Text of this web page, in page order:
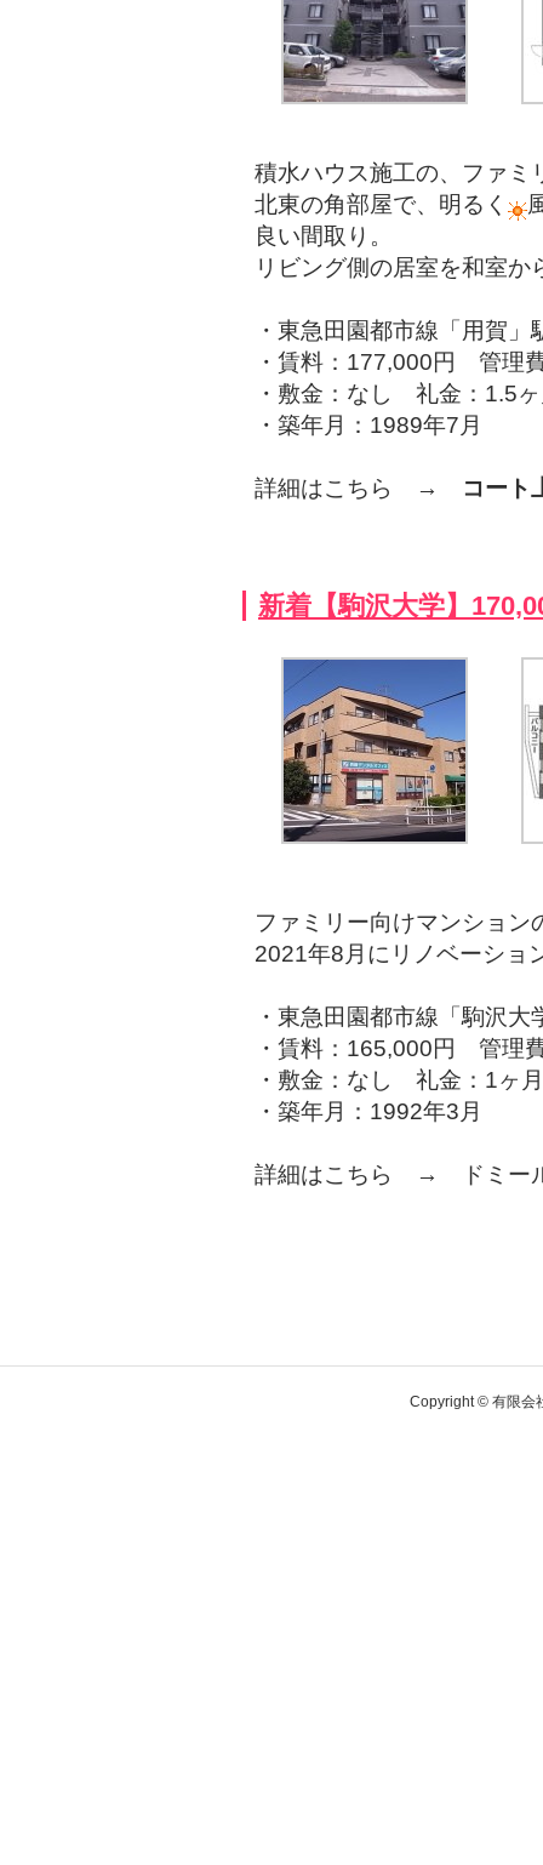
積水ハウス施工の、ファミ
北東の角部屋で、明るく
良い間取り。
リビング側の居室を和室か
・東急田園都市線「用賀
・賃料：177,000円 管理
・敷金：なし 礼金：1.5
・築年月：1989年7月
詳細はこちら → コー
新着【駒沢大学】
ファミリー向けマンショ
2021年8月にリノベーショ
・東急田園都市線「駒沢
・賃料：165,000円 管理
・敷金：なし 礼金：1ヶ月
・築年月：1992年3月
詳細はこちら → ドミー
Copyright © 有限会